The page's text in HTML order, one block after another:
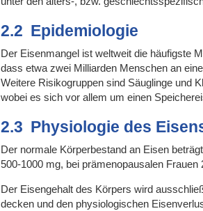
2.2 Epidemiologie
Der Eisenmangel ist weltweit die häufigste
dass etwa zwei Milliarden Menschen an
Weitere Risikogruppen sind Säuglinge und
wobei es sich vor allem um einen
2.3 Physiologie des
Der normale Körperbestand an Eisen
500-1000 mg, bei prämenopausalen
Der Eisengehalt des Körpers wird
decken und den physiologischen